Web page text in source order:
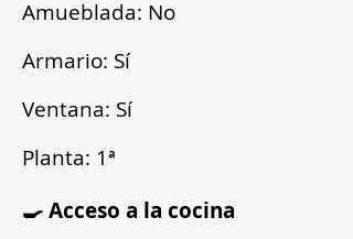
Amueblada: No
Armario: Sí
Ventana: Sí
Planta: 1ª
🍳 Acceso a la cocina